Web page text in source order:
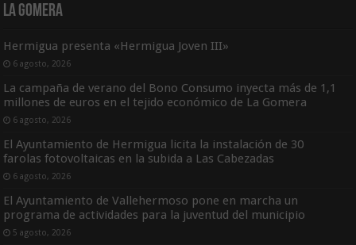
La Gomera
Hermigua presenta «Hermigua Joven III»
6 agosto, 2026
La campaña de verano del Bono Consumo inyecta más de 1,1
millones de euros en el tejido económico de La Gomera
6 agosto, 2026
El Ayuntamiento de Hermigua licita la instalación de 30
farolas fotovoltaicas en la subida a Las Cabezadas
6 agosto, 2026
El Ayuntamiento de Vallehermoso pone en marcha un
programa de actividades para la juventud del municipio
5 agosto, 2026